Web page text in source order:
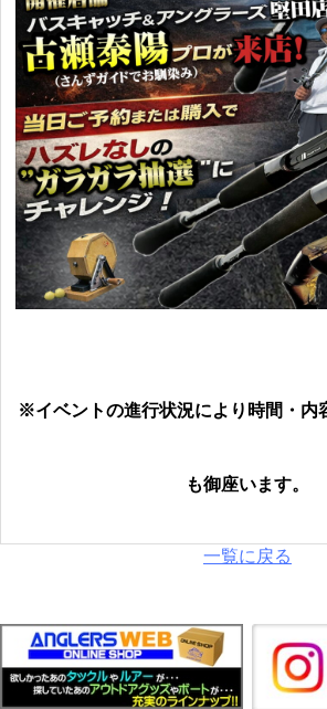
※イベントの進行状況により時間・内
も御座います。
一覧に戻る